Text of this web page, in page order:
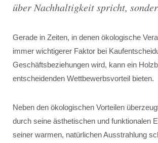
über Nachhaltigkeit spricht,
Gerade in Zeiten, in denen ökologische
immer wichtigerer Faktor bei
Geschäftsbeziehungen wird, kann ein
entscheidenden Wettbewerbsvorteil bieten.
Neben den ökologischen Vorteilen
durch seine ästhetischen und funktionalen
seiner warmen, natürlichen Ausstrahlung